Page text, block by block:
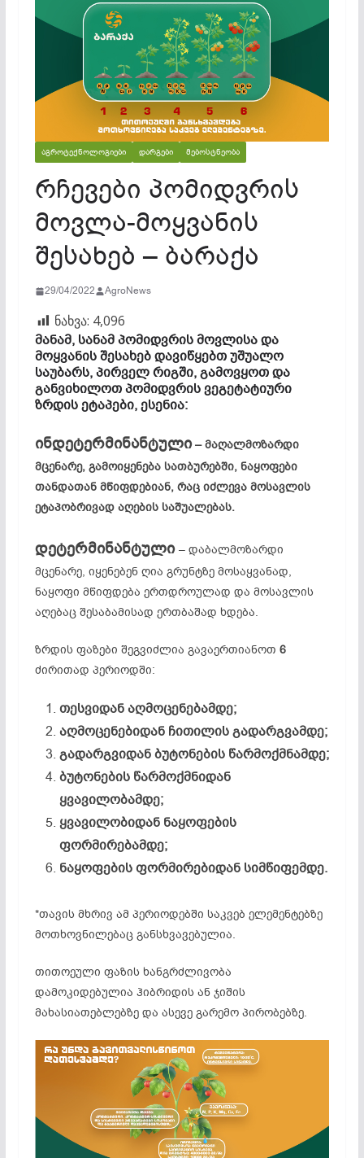
ᲐᲒᲠᲝᲢᲔᲥᲜᲝᲚᲝᲒᲘᲔᲑᲘ ᲓᲐᲠᲒᲔᲑᲘ ᲛᲔᲑᲝᲡᲢᲜᲔᲝᲑᲐ
რჩევები პომიდვრის
მოვლა-მოყვანის
შესახებ – ბარაქა
29/04/2022 AgroNews
ნახვა: 4,096
მანამ, სანამ პომიდვრის მოვლისა და
მოყვანის შესახებ დავიწყებთ უშუალო
საუბარს, პირველ რიგში, გამოვყოთ და
განვიხილოთ პომიდვრის ვეგეტატიური
ზრდის ეტაპები, ესენია:
ინდეტერმინანტული– მაღალმოზარდი
მცენარე, გამოიყენება სათბურებში, ნაყოფები
თანდათან მწიფდებიან, რაც იძლევა მოსავლის
ეტაპობრივად აღების საშუალებას.
დეტერმინანტული – დაბალმოზარდი
მცენარე, იყენებენ ღია გრუნტზე მოსაყვანად,
ნაყოფი მწიფდება ერთდროულად და მოსავლის
აღებაც შესაბამისად ერთბაშად ხდება.
ზრდის ფაზები შეგვიძლია გავაერთიანოთ 6
ძირითად პერიოდში:
თესვიდან აღმოცენებამდე;
აღმოცენებიდან ჩითილის გადარგვამდე;
გადარგვიდან ბუტონების წარმოქმნამდე;
ბუტონების წარმოქმნიდან
ყვავილობამდე;
ყვავილობიდან ნაყოფების
ფორმირებამდე;
ნაყოფების ფორმირებიდან სიმწიფემდე.
*თავის მხრივ ამ პერიოდებში საკვებ ელემენტებზე
მოთხოვნილებაც განსხვავებულია.
თითოეული ფაზის ხანგრძლივობა
დამოკიდებულია ჰიბრიდის ან ჯიშის
მახასიათებლებზე და ასევე გარემო პირობებზე.